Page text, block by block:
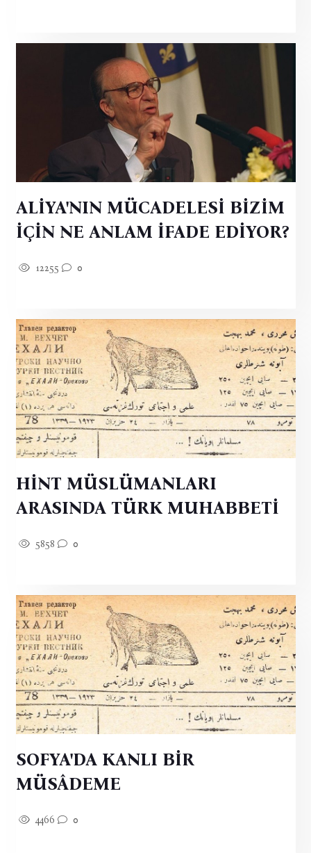
ALİYA'NIN MÜCADELESİ BİZİM
İÇİN NE ANLAM İFADE EDİYOR?
12255 0
HİNT MÜSLÜMANLARI
ARASINDA TÜRK MUHABBETİ
5858 0
SOFYA'DA KANLI BİR
MÜSÂDEME
4466 0